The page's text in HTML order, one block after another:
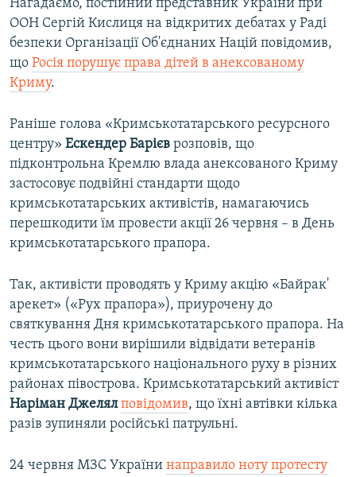
Нагадаємо, постійний представник України при
ООН Сергій Кислиця на відкритих дебатах у Раді
безпеки Організації Об'єднаних Націй повідомив,
що Росія порушує права дітей в анексованому
Криму.
Раніше голова «Кримськотатарського ресурсного
центру» Ескендер Барієв розповів, що
підконтрольна Кремлю влада анексованого Криму
застосовує подвійні стандарти щодо
кримськотатарських активістів, намагаючись
перешкодити їм провести акції 26 червня – в День
кримськотатарського прапора.
Так, активісти проводять у Криму акцію «Байрак'
арекет» («Рух прапора»), приурочену до
святкування Дня кримськотатарського прапора. На
честь цього вони вирішили відвідати ветеранів
кримськотатарського національного руху в різних
районах півострова. Кримськотатарський активіст
Наріман Джелял повідомив, що їхні автівки кілька
разів зупиняли російські патрульні.
24 червня МЗС України направило ноту протесту